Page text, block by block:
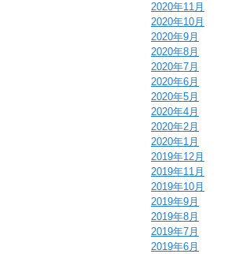
2020年11月
2020年10月
2020年9月
2020年8月
2020年7月
2020年6月
2020年5月
2020年4月
2020年2月
2020年1月
2019年12月
2019年11月
2019年10月
2019年9月
2019年8月
2019年7月
2019年6月